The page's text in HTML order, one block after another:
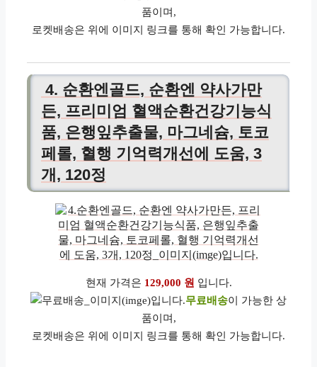
품이며,
로켓배송은 위에 이미지 링크를 통해 확인 가능합니다.
4. 순환엔골드, 순환엔 약사가만
든, 프리미엄 혈액순환건강기능식
품, 은행잎추출물, 마그네슘, 토코
페롤, 혈행 기억력개선에 도움, 3
개, 120정
현재 가격은 129,000 원 입니다.
무료배송이 가능한 상
품이며,
로켓배송은 위에 이미지 링크를 통해 확인 가능합니다.